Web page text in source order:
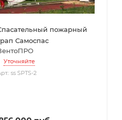
пожарный
Самоспас
Уточняйте
ss SPTS-2